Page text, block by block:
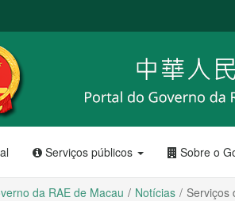
Serviços públicos Sobre o
da RAE de Macau Notícias Serviços